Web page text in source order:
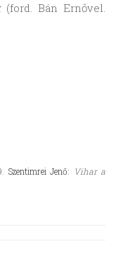
(ford. Bán Ernővel.
Szentimrei Jenő: Vihar a